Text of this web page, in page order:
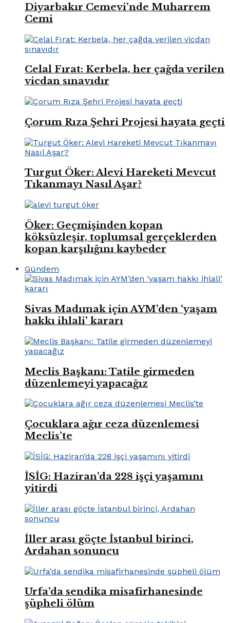
Diyarbakır Cemevi’nde Muharrem
Cemi
Celal Fırat: Kerbela, her çağda verilen
vicdan sınavıdır
Çorum Rıza Şehri Projesi hayata geçti
Turgut Öker: Alevi Hareketi Mevcut
Tıkanmayı Nasıl Aşar?
Öker: Geçmişinden kopan
köksüzleşir, toplumsal gerçeklerden
kopan karşılığını kaybeder
Gündem
Sivas Madımak için AYM’den ‘yaşam
hakkı ihlali’ kararı
Meclis Başkanı: Tatile girmeden
düzenlemeyi yapacağız
Çocuklara ağır ceza düzenlemesi
Meclis’te
İSİG: Haziran’da 228 işçi yaşamını
yitirdi
İller arası göçte İstanbul birinci,
Ardahan sonuncu
Urfa’da sendika misafirhanesinde
şüpheli ölüm